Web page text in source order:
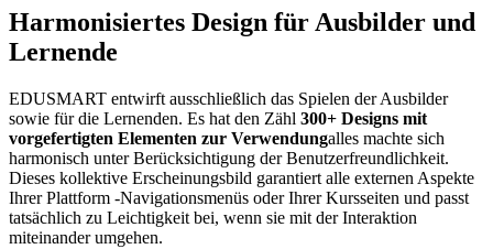
Harmonisiertes Design für Ausbilder und
Lernende
EDUSMART entwirft ausschließlich das Spielen der Ausbilder
sowie für die Lernenden. Es hat den Zähl 300+ Designs mit
vorgefertigten Elementen zur Verwendungalles machte sich
harmonisch unter Berücksichtigung der Benutzerfreundlichkeit.
Dieses kollektive Erscheinungsbild garantiert alle externen Aspekte
Ihrer Plattform -Navigationsmenüs oder Ihrer Kursseiten und passt
tatsächlich zu Leichtigkeit bei, wenn sie mit der Interaktion
miteinander umgehen.